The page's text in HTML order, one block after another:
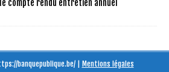
compte rendu entretien annuel
banquepublique.be/ | Mentions légales